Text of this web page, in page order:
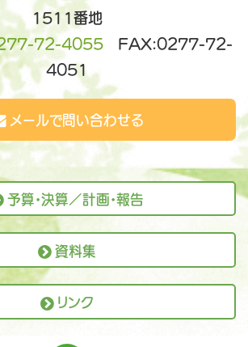
1511番地
72-4055FAX:0277-72-
4051
メールで問い合わせる
予算・決算／計画・報告
資料集
リンク